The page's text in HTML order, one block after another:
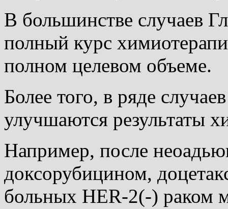
В большинстве случаев
полный курс
полном целевом объеме.
Более того, в ряде
улучшаются результаты
Например, после
доксорубицином,
больных НЕR-2(-) раком